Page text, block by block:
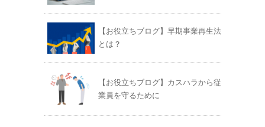
【お役立ちブログ】早期事業再生法
とは？
【お役立ちブログ】カスハラから従
業員を守るために